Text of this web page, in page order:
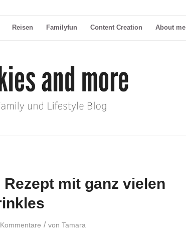
Reisen Familyfun Content Creation About me
mit ganz vielen
/ von Tamara